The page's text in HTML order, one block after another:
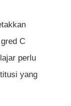
ke
C
perlu
yang